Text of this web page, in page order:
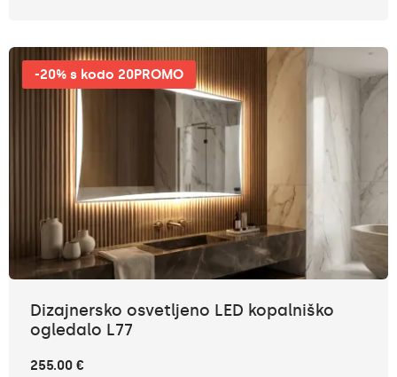
-20% s kodo 20PROMO
Dizajnersko osvetljeno LED kopalniško
ogledalo L77
255.00 €